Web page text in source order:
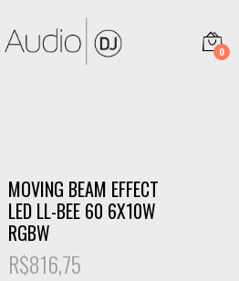
0
MOVING BEAM EFFECT
LED LL-BEE 60 6X10W
RGBW
R$816,75